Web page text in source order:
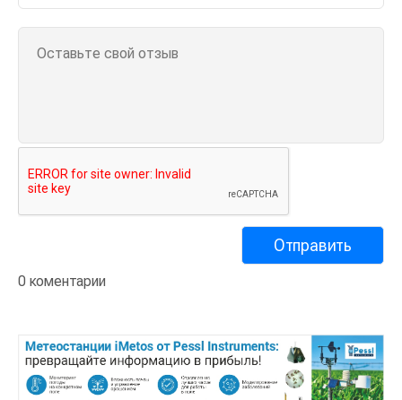
0 коментарии